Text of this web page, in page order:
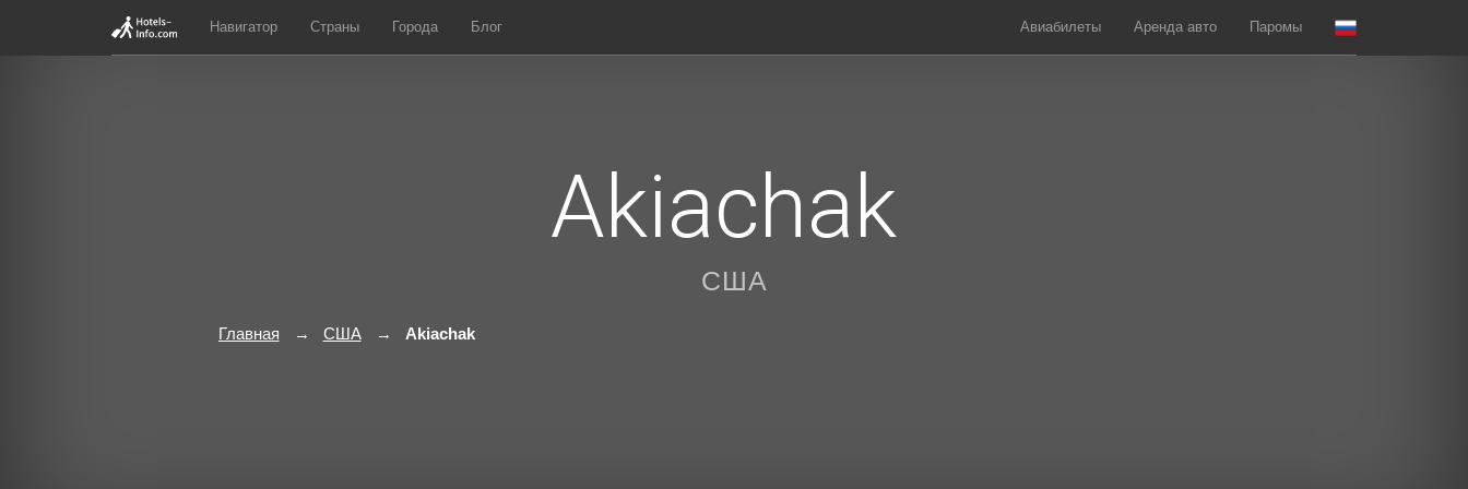
Навигатор Страны Города Блог Авиабилеты Аренда авто Паромы
Akiachak
США
Главная США Akiachak